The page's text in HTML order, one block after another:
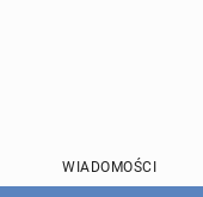
WIADOMOŚCI